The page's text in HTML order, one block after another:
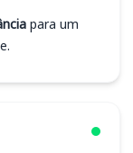
para um